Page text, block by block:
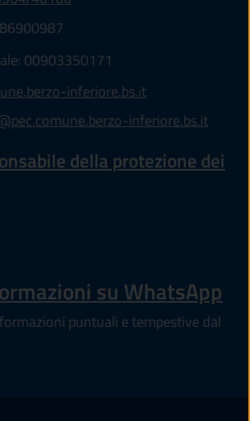
00903350171
inferiore.bs.it
inferiore.bs.it
della protezione dei
su WhatsApp
puntuali e tempestive dal